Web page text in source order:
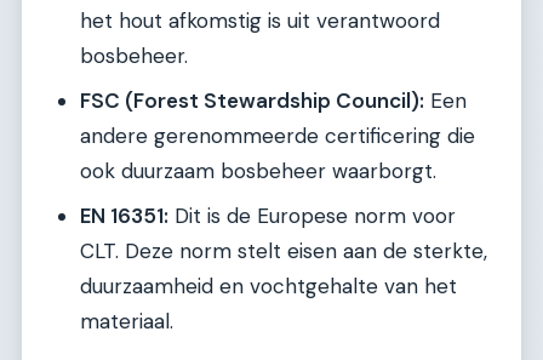
het hout afkomstig is uit verantwoord
bosbeheer.
FSC (Forest Stewardship Council): Een
andere gerenommeerde certificering die
ook duurzaam bosbeheer waarborgt.
EN 16351: Dit is de Europese norm voor
CLT. Deze norm stelt eisen aan de sterkte,
duurzaamheid en vochtgehalte van het
materiaal.